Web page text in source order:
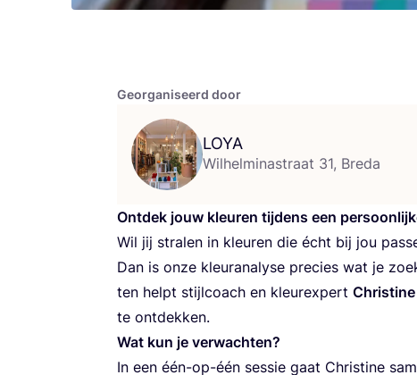
Georganiseerd door
LOYA
Wilhelminastraat 31, Breda
Ont­dek jouw kleu­ren tij­dens een
Wil jij stra­len in kleu­ren die écht bij jou
Dan is onze kleurana­ly­se pre­cies wat je
ten helpt stijl­coach en kleur­ex­pert
te ontdekken.
Wat kun je ver­wach­ten?
In een één-op-één ses­sie gaat Chris­ti­ne